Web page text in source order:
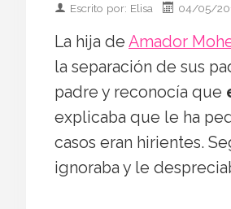
Escrito por: Elisa 04/05/
La hija de Amador
la separación de sus
padre y reconocía que
explicaba que le ha
casos eran hirientes.
ignoraba y le